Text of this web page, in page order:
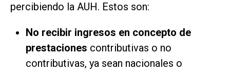
percibiendo la AUH. Estos son:
No recibir ingresos en concepto de
prestaciones contributivas o no
contributivas, ya sean nacionales o